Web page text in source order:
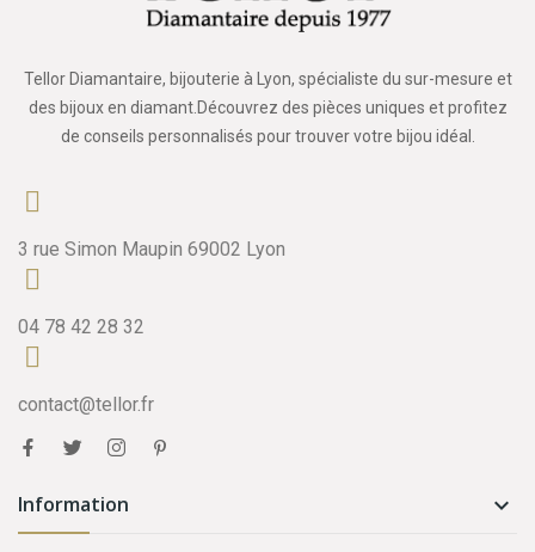
Tellor Diamantaire, bijouterie à Lyon, spécialiste du sur-mesure et
des bijoux en diamant.Découvrez des pièces uniques et profitez
de conseils personnalisés pour trouver votre bijou idéal.
3 rue Simon Maupin 69002 Lyon
04 78 42 28 32
contact@tellor.fr
Information 